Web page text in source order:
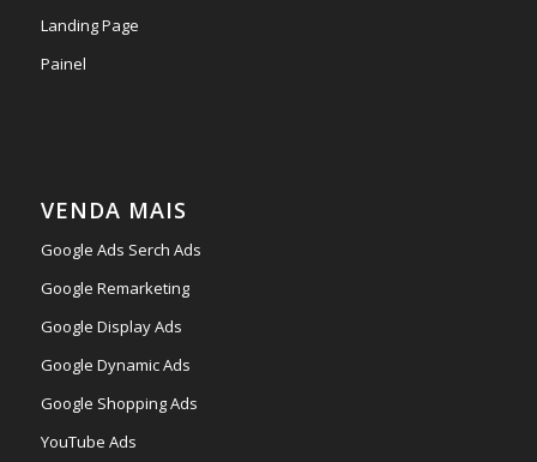
Landing Page
Painel
VENDA MAIS
Google Ads Serch Ads
Google Remarketing
Google Display Ads
Google Dynamic Ads
Google Shopping Ads
YouTube Ads